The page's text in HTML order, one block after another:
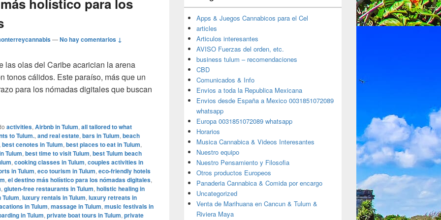
holístico para los
—No hay comentarios ↓
las olas del Caribe acarician la arena
tonos cálidos. Este paraíso, más que un
para los nómadas digitales que buscan
más holístico para los nómadas digitales
activities, Airbnb in Tulum, all tailored to what
to Tulum., and real estate, bars in Tulum, beach
best cenotes in Tulum, best places to eat in Tulum,
Tulum, best time to visit Tulum, best Tulum beach
, cooking classes in Tulum, couples activities in
in Tulum, eco tourism in Tulum, eco-friendly hotels
, el destino más holístico para los nómadas digitales,
, gluten-free restaurants in Tulum, holistic healing in
, luxury rentals in Tulum, luxury retreats in
in Tulum, massage in Tulum, music festivals in
in Tulum, private boat tours in Tulum, private
Apps & Juegos Cannabicos para el Cel
articles
Articulos interesantes
AVISO Fuerzas del orden, etc.
business tulum – recomendaciones
CBD
Comunicados & Info
Envios a toda la Republica Mexicana
Envios desde España a Mexico 0031851072089
whatsapp
Europa 0031851072089 whatsapp
Horarios
Musica Cannabica & Videos Interesantes
Nuestro equipo
Nuestro Pensamiento y Filosofia
Otros productos Europeos
Panaderia Cannabica & Comida por encargo
Uncategorized
Venta de Marihuana en Cancun & Tulum &
Riviera Maya